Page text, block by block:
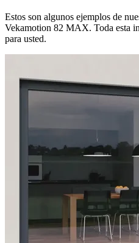
Estos son algunos ejemplos de
Vekamotion 82 MAX. Toda esta
para usted.